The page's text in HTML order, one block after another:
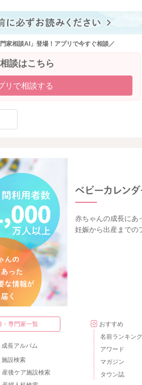
家相談AI」登場！アプリで今すぐ相談／
相談はこちら
リで相談する
赤ちゃんの成長にあ
妊娠から出産までの
・専門家一覧
成長アルバム
施設検索
産後ケア施設検索
おすすめ
名前ランキン
アワード
マガジン
タウン誌